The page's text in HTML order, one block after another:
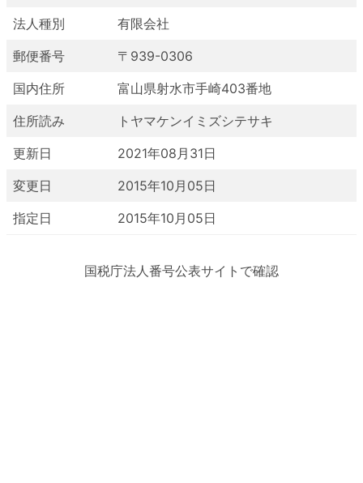
法人種別
有限会社
郵便番号
〒939-0306
国内住所
富山県射水市手崎403番地
住所読み
トヤマケンイミズシテサキ
更新日
2021年08月31日
変更日
2015年10月05日
指定日
2015年10月05日
国税庁法人番号公表サイトで確認